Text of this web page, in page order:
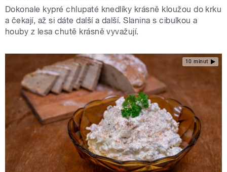
Dokonale kypré chlupaté knedlíky krásně kloužou do krku
a čekají, až si dáte další a další. Slanina s cibulkou a
houby z lesa chutě krásně vyvažují.
10 minut